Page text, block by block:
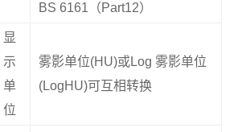
BS 6161（Part12）
显
示
单
位
雾影单位(HU)或Log 雾影单位
(LogHU)可互相转换